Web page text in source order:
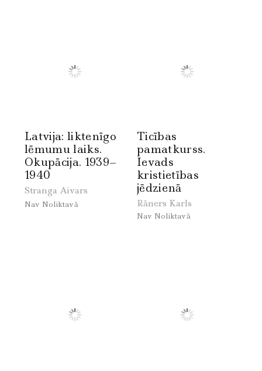
Latvija: liktenīgo
lēmumu laiks.
Okupācija. 1939–
1940
Stranga Aivars
Nav Noliktavā
Ticības
pamatkurss.
Ievads
kristietības
jēdzienā
Rāners Karls
Nav Noliktavā